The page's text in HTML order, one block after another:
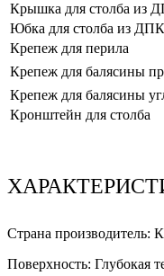
Крышка для столба из
Юбка для столба из ДПК
Крепеж для перила
Крепеж для балясины
Крепеж для балясины
Кронштейн для столба
Страна производитель:
Поверхность: Глубокая